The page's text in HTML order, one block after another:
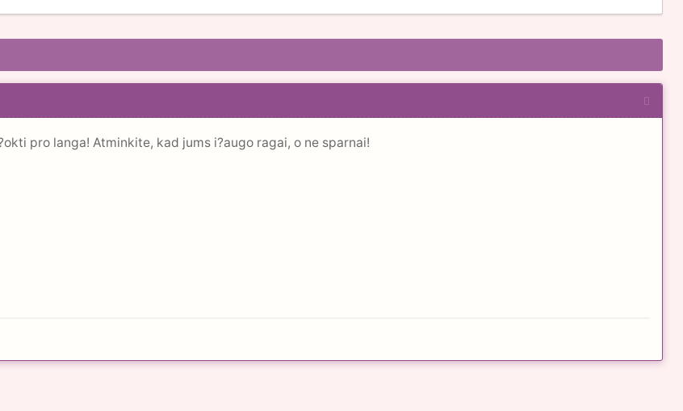
pro langa! Atminkite, kad jums i?augo ragai, o ne sparnai!